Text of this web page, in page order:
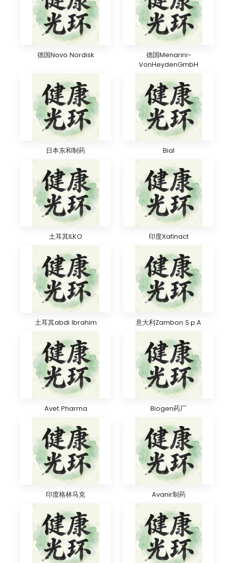
德国Novo Nordisk
德国Menarini-
VonHeydenGmbH
日本东和制药 Bial
土耳其ILKO 印度Xafinact
土耳其abdi lbrahim 意大利Zambon S.p.A
Avet Pharma Biogen药厂
印度格林马克 Avanir制药